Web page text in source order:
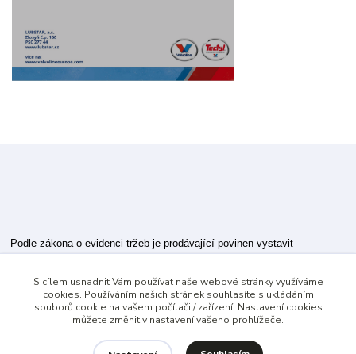
Podle zákona o evidenci tržeb je prodávající povinen vystavit
Zároveň je povinen zaevidovat přijatou tržbu u správce daně online; v
případě technického výpadku pak nejpozději do 48 hodin.
S cílem usnadnit Vám používat naše webové stránky využíváme
cookies. Používáním našich stránek souhlasíte s ukládáním
souborů cookie na vašem počítači / zařízení. Nastavení cookies
můžete změnit v nastavení vašeho prohlížeče.